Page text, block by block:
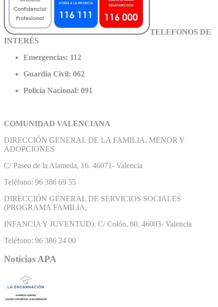
TELEFONOS DE
INTERÉS
Emergencias: 112
Guardia Civil: 062
Policía Nacional: 091
COMUNIDAD VALENCIANA
DIRECCIÓN GENERAL DE LA FAMILIA, MENOR Y
ADOPCIONES
C/ Paseo de la Alameda, 16. 46071- Valencia
Teléfono: 96 386 69 55
DIRECCIÓN GENERAL DE SERVICIOS SOCIALES
(PROGRAMA FAMILIA,
INFANCIA Y JUVENTUD). C/ Colón, 80. 46003- Valencia
Teléfono: 96 386 24 00
Noticias APA